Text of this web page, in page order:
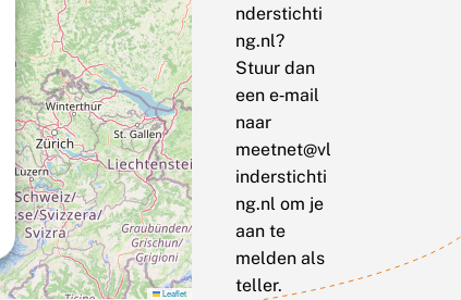
Leaflet
nderstichti
ng.nl?
Stuur dan
een e‑mail
naar
meetnet@vl
inderstichti
ng.nl om je
aan te
melden als
teller.